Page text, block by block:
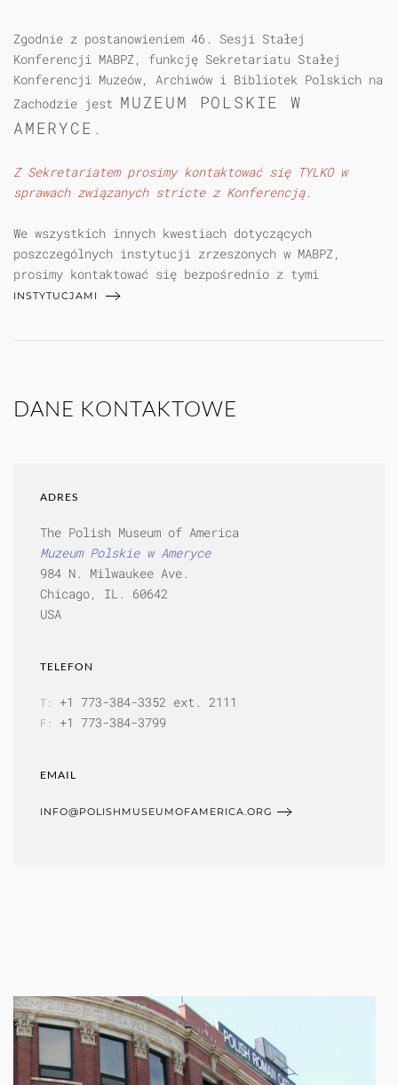
Zgodnie z postanowieniem 46. Sesji Stałej
Konferencji MABPZ, funkcję Sekretariatu Stałej
Konferencji Muzeów, Archiwów i Bibliotek Polskich na
Zachodzie jest MUZEUM POLSKIE W
AMERYCE .
Z Sekretariatem prosimy kontaktować się TYLKO w
sprawach związanych stricte z Konferencją.
We wszystkich innych kwestiach dotyczących
poszczególnych instytucji zrzeszonych w MABPZ,
prosimy kontaktować się bezpośrednio z tymi
INSTYTUCJAMI
DANE KONTAKTOWE
ADRES
The Polish Museum of America
Muzeum Polskie w Ameryce
984 N. Milwaukee Ave.
Chicago, IL. 60642
USA
TELEFON
T: +1 773-384-3352 ext. 2111
F: +1 773-384-3799
EMAIL
INFO@POLISHMUSEUMOFAMERICA.ORG